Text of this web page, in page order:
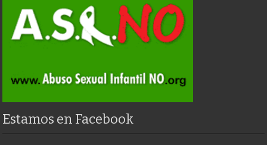
Estamos en Facebook